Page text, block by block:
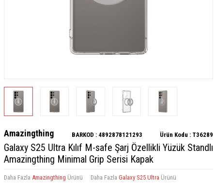
Amazingthing BARKOD : 4892878121293 Ürün Kodu : T36289
Galaxy S25 Ultra Kılıf M-safe Şarj Özellikli Yüzük Standlı
Amazingthing Minimal Grip Serisi Kapak
Daha Fazla Amazingthing Ürünü Daha Fazla Galaxy S25 Ultra Ürünü